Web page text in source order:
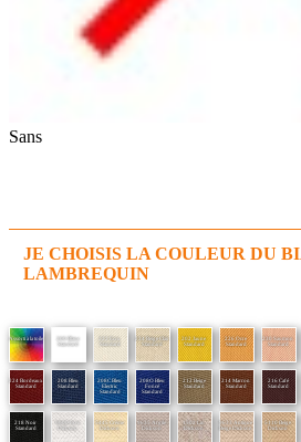
Sans
JE CHOISIS LA COULEUR DU
LAMBREQUIN
Assorti à la toile
200 Blanc
Standard
222 Ecru
Standard
234 Beige Clair
Standard
202 Jaune
Standard
226 Ocre
Standard
230 Saumon
Standard
224 Bordeaux
Standard
208 Bleu
Standard
208C Bleu
Electric
Standard
208O Bleu
Foncé
Standard
212 Beige
Standard
214 Marron
Standard
216 Café
Standard
218 Noir
Standard
0000 Ecru
Dickson
5445 Crème
Dickson
9635 Argile
Dickson
1502 Lin
Dickson
9633 Antique
Beige Dickson
5110 Beige
Dickson